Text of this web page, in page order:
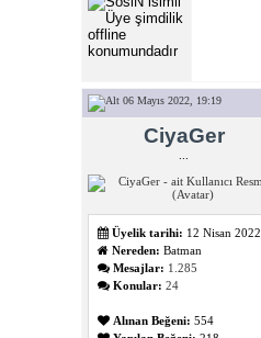
06 Mayıs 2022, 19:19
CiyaGer
Üyelik tarihi: 12 Nisan 2022
Nereden: Batman
Mesajlar: 1.285
Konular: 24
Alınan Beğeni: 554